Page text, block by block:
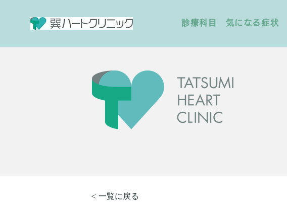
診療科目 気になる症状
< 一覧に戻る